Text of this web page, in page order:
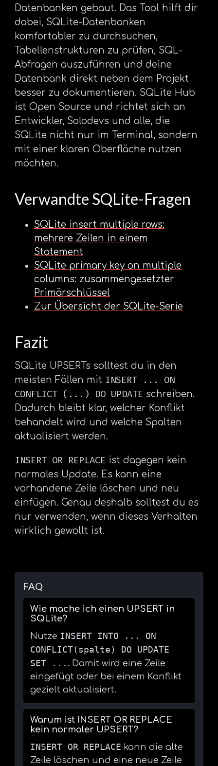
Datenbanken gebaut. Das Tool hilft dir
dabei, SQLite-Datenbanken
komfortabler zu durchsuchen,
Tabellenstrukturen zu prüfen, SQL-
Abfragen auszuführen und deine
Datenbank direkt neben dem Projekt
besser zu dokumentieren. SQLite Hub
ist Open Source und richtet sich an
Entwickler, Solodevs und alle, die
SQLite nicht nur im Terminal, sondern
mit einer klaren Oberfläche nutzen
möchten.
Verwandte SQLite-Fragen
SQLite insert multiple rows:
mehrere Zeilen in einem
Statement
SQLite primary key on multiple
columns: zusammengesetzter
Primärschlüssel
Zur Übersicht der SQLite-Serie
Fazit
SQLite UPSERTs solltest du in den
meisten Fällen mit INSERT ... ON
CONFLICT (...) DO UPDATE schreiben.
Dadurch bleibt klar, welcher Konflikt
behandelt wird und welche Spalten
aktualisiert werden.
INSERT OR REPLACE ist dagegen kein
normales Update. Es kann eine
vorhandene Zeile löschen und neu
einfügen. Genau deshalb solltest du es
nur verwenden, wenn dieses Verhalten
wirklich gewollt ist.
FAQ
Wie mache ich einen UPSERT in
SQLite?
Nutze INSERT INTO ... ON
CONFLICT(spalte) DO UPDATE
SET ... . Damit wird eine Zeile
eingefügt oder bei einem Konflikt
gezielt aktualisiert.
Warum ist INSERT OR REPLACE
kein normaler UPSERT?
INSERT OR REPLACE kann die alte
Zeile löschen und eine neue Zeile